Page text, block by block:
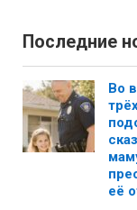
Последние
Во
её